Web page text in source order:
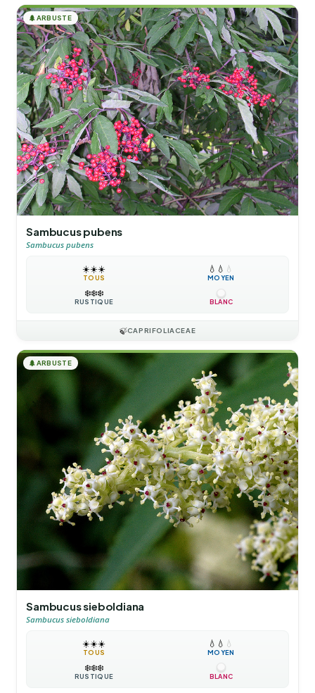
🌲ARBUSTE
Sambucus pubens
Sambucus pubens
☀️☀️☀️
TOUS
💧 💧 💧
MOYEN
❄️❄️❄️
RUSTIQUE BLANC
🍃CAPRIFOLIACEAE
🌲ARBUSTE
Sambucus sieboldiana
Sambucus sieboldiana
☀️☀️☀️
TOUS
💧 💧 💧
MOYEN
❄️❄️❄️
RUSTIQUE BLANC